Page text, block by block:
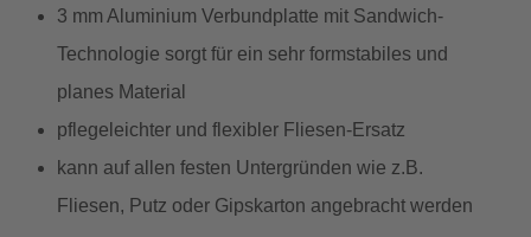
3 mm Aluminium Verbundplatte mit Sandwich-
Technologie sorgt für ein sehr formstabiles und
planes Material
pflegeleichter und flexibler Fliesen-Ersatz
kann auf allen festen Untergründen wie z.B.
Fliesen, Putz oder Gipskarton angebracht werden